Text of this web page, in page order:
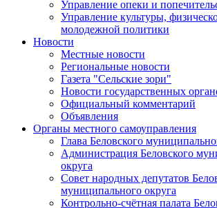
Управление опеки и
Управление культуры,
молодежной политики
Новости
Местные новости
Региональные новости
Газета "Сельские зори"
Новости государственных
Официальный комментарий
Объявления
Органы местного самоуправления
Глава Беловского
Администрация Беловского
округа
Совет народных депутатов
муниципального округа
Контрольно-счётная палата